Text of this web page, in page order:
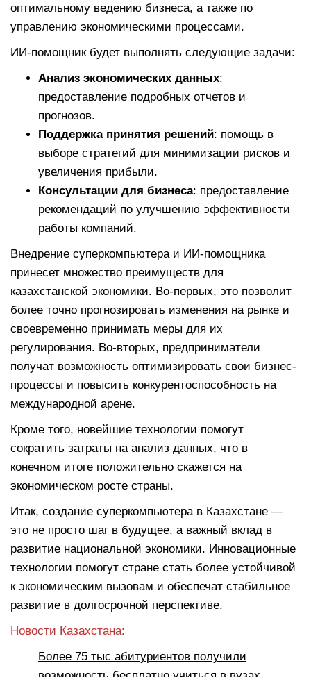
оптимальному ведению бизнеса, а также по
управлению экономическими процессами.
ИИ-помощник будет выполнять следующие задачи:
Анализ экономических данных:
предоставление подробных отчетов и
прогнозов.
Поддержка принятия решений: помощь в
выборе стратегий для минимизации рисков и
увеличения прибыли.
Консультации для бизнеса: предоставление
рекомендаций по улучшению эффективности
работы компаний.
Внедрение суперкомпьютера и ИИ-помощника
принесет множество преимуществ для
казахстанской экономики. Во-первых, это позволит
более точно прогнозировать изменения на рынке и
своевременно принимать меры для их
регулирования. Во-вторых, предприниматели
получат возможность оптимизировать свои бизнес-
процессы и повысить конкурентоспособность на
международной арене.
Кроме того, новейшие технологии помогут
сократить затраты на анализ данных, что в
конечном итоге положительно скажется на
экономическом росте страны.
Итак, создание суперкомпьютера в Казахстане —
это не просто шаг в будущее, а важный вклад в
развитие национальной экономики. Инновационные
технологии помогут стране стать более устойчивой
к экономическим вызовам и обеспечат стабильное
развитие в долгосрочной перспективе.
Новости Казахстана:
Более 75 тыс абитуриентов получили